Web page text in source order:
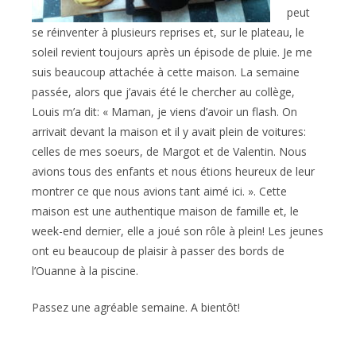
peut
se réinventer à plusieurs reprises et, sur le plateau, le
soleil revient toujours après un épisode de pluie. Je me
suis beaucoup attachée à cette maison. La semaine
passée, alors que j’avais été le chercher au collège,
Louis m’a dit: « Maman, je viens d’avoir un flash. On
arrivait devant la maison et il y avait plein de voitures:
celles de mes soeurs, de Margot et de Valentin. Nous
avions tous des enfants et nous étions heureux de leur
montrer ce que nous avions tant aimé ici. ». Cette
maison est une authentique maison de famille et, le
week-end dernier, elle a joué son rôle à plein! Les jeunes
ont eu beaucoup de plaisir à passer des bords de
l’Ouanne à la piscine.
Passez une agréable semaine. A bientôt!